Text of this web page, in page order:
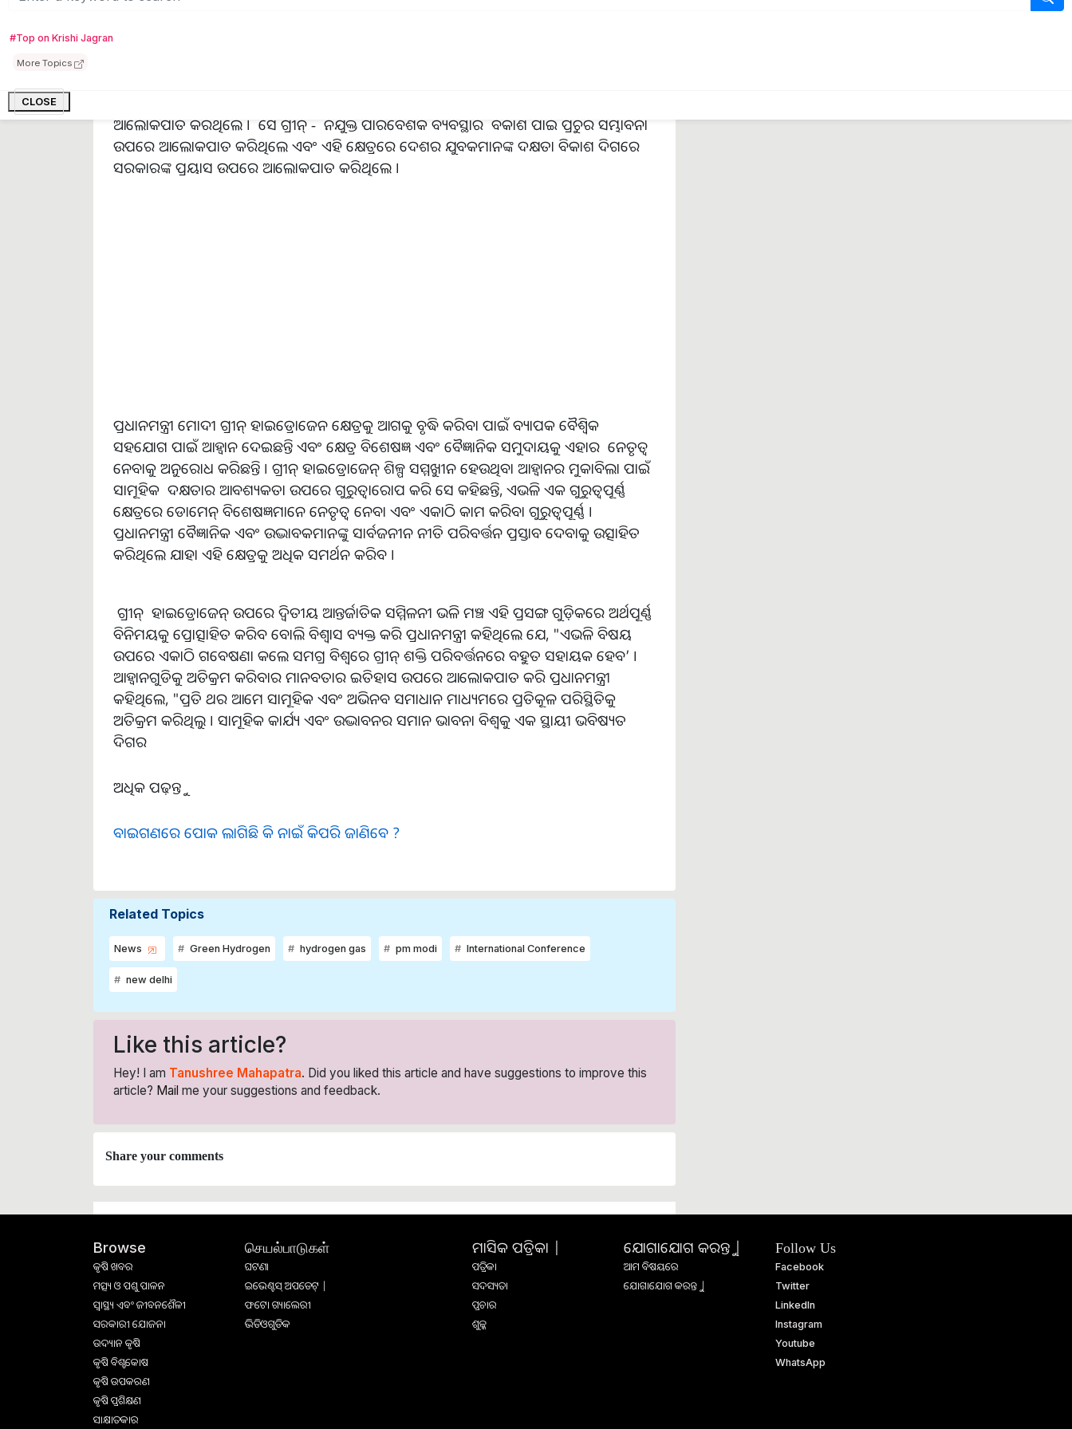
#Top on Krishi Jagran
More Topics
CLOSE
ଆଲୋକପାତ କରିଥିଲେ । ସେ ଗ୍ରୀନ୍ - ନିଯୁକ୍ତି ପାରିବେଶିକ ବ୍ୟବସ୍ଥାର ବିକାଶ ପାଇଁ ପ୍ରଚୁର ସମ୍ଭାବନା
ଉପରେ ଆଲୋକପାତ କରିଥିଲେ ଏବଂ ଏହି କ୍ଷେତ୍ରରେ ଦେଶର ଯୁବକମାନଙ୍କ ଦକ୍ଷତା ବିକାଶ ଦିଗରେ
ସରକାରଙ୍କ ପ୍ରୟାସ ଉପରେ ଆଲୋକପାତ କରିଥିଲେ ।
ପ୍ରଧାନମନ୍ତ୍ରୀ ମୋଦୀ ଗ୍ରୀନ୍ ହାଇଡ୍ରୋଜେନ କ୍ଷେତ୍ରକୁ ଆଗକୁ ବୃଦ୍ଧି କରିବା ପାଇଁ ବ୍ୟାପକ ବୈଶ୍ୱିକ
ସହଯୋଗ ପାଇଁ ଆହ୍ୱାନ ଦେଇଛନ୍ତି ଏବଂ କ୍ଷେତ୍ର ବିଶେଷଜ୍ଞ ଏବଂ ବୈଜ୍ଞାନିକ ସମୁଦାୟକୁ ଏହାର ନେତୃତ୍ୱ
ନେବାକୁ ଅନୁରୋଧ କରିଛନ୍ତି । ଗ୍ରୀନ୍ ହାଇଡ୍ରୋଜେନ୍ ଶିଳ୍ପ ସମ୍ମୁଖୀନ ହେଉଥିବା ଆହ୍ୱାନର ମୁକାବିଲା ପାଇଁ
ସାମୂହିକ ଦକ୍ଷତାର ଆବଶ୍ୟକତା ଉପରେ ଗୁରୁତ୍ୱାରୋପ କରି ସେ କହିଛନ୍ତି, ଏଭଳି ଏକ ଗୁରୁତ୍ୱପୂର୍ଣ୍ଣ
କ୍ଷେତ୍ରରେ ଡୋମେନ୍ ବିଶେଷଜ୍ଞମାନେ ନେତୃତ୍ୱ ନେବା ଏବଂ ଏକାଠି କାମ କରିବା ଗୁରୁତ୍ୱପୂର୍ଣ୍ଣ ।
ପ୍ରଧାନମନ୍ତ୍ରୀ ବୈଜ୍ଞାନିକ ଏବଂ ଉଦ୍ଭାବକମାନଙ୍କୁ ସାର୍ବଜନୀନ ନୀତି ପରିବର୍ତ୍ତନ ପ୍ରସ୍ତାବ ଦେବାକୁ ଉତ୍ସାହିତ
କରିଥିଲେ ଯାହା ଏହି କ୍ଷେତ୍ରକୁ ଅଧିକ ସମର୍ଥନ କରିବ ।
ଗ୍ରୀନ୍ ହାଇଡ୍ରୋଜେନ୍ ଉପରେ ଦ୍ୱିତୀୟ ଆନ୍ତର୍ଜାତିକ ସମ୍ମିଳନୀ ଭଳି ମଞ୍ଚ ଏହି ପ୍ରସଙ୍ଗ ଗୁଡ଼ିକରେ ଅର୍ଥପୂର୍ଣ୍ଣ
ବିନିମୟକୁ ପ୍ରୋତ୍ସାହିତ କରିବ ବୋଲି ବିଶ୍ୱାସ ବ୍ୟକ୍ତ କରି ପ୍ରଧାନମନ୍ତ୍ରୀ କହିଥିଲେ ଯେ, "ଏଭଳି ବିଷୟ
ଉପରେ ଏକାଠି ଗବେଷଣା କଲେ ସମଗ୍ର ବିଶ୍ୱରେ ଗ୍ରୀନ୍ ଶକ୍ତି ପରିବର୍ତ୍ତନରେ ବହୁତ ସହାୟକ ହେବ’ ।
ଆହ୍ୱାନଗୁଡିକୁ ଅତିକ୍ରମ କରିବାର ମାନବତାର ଇତିହାସ ଉପରେ ଆଲୋକପାତ କରି ପ୍ରଧାନମନ୍ତ୍ରୀ
କହିଥିଲେ, "ପ୍ରତି ଥର ଆମେ ସାମୂହିକ ଏବଂ ଅଭିନବ ସମାଧାନ ମାଧ୍ୟମରେ ପ୍ରତିକୂଳ ପରିସ୍ଥିତିକୁ
ଅତିକ୍ରମ କରିଥିଲୁ । ସାମୂହିକ କାର୍ଯ୍ୟ ଏବଂ ଉଦ୍ଭାବନର ସମାନ ଭାବନା ବିଶ୍ୱକୁ ଏକ ସ୍ଥାୟୀ ଭବିଷ୍ୟତ
ଦିଗର
ଅଧିକ ପଢ଼ନ୍ତୁ
ବାଇଗଣରେ ପୋକ ଲାଗିଛି କି ନାଇଁ କିପରି ଜାଣିବେ ?
Related Topics
News Green Hydrogen hydrogen gas pm modi International Conference
new delhi
Like this article?
Hey! I am Tanushree Mahapatra. Did you liked this article and have suggestions to improve this
article? Mail me your suggestions and feedback.
Share your comments
Browse
କୃଷି ଖବର
ମତ୍ସ୍ୟ ଓ ପଶୁ ପାଳନ
ସ୍ୱାସ୍ଥ୍ୟ ଏବଂ ଜୀବନଶୈଳୀ
ସରକାରୀ ଯୋଜନା
ଉଦ୍ୟାନ କୃଷି
କୃଷି ବିଶ୍ବକୋଷ
କୃଷି ଉପକରଣ
କୃଷି ପ୍ରଶିକ୍ଷଣ
ସାକ୍ଷାତକାର
செயல்பாடுகள்
ଘଟଣା
ଇଭେଣ୍ଟସ୍ ଅପଡେଟ୍ |
ଫଟୋ ଗ୍ୟାଲେରୀ
ଭିଡିଓଗୁଡିକ
ମାସିକ ପତ୍ରିକା |
ପତ୍ରିକା
ସଦସ୍ୟତା
ପ୍ରଚାର
ଶୁଳ୍କ
ଯୋଗାଯୋଗ କରନ୍ତୁ |
ଆମ ବିଷୟରେ
ଯୋଗାଯୋଗ କରନ୍ତୁ |
Follow Us
Facebook
Twitter
LinkedIn
Instagram
Youtube
WhatsApp